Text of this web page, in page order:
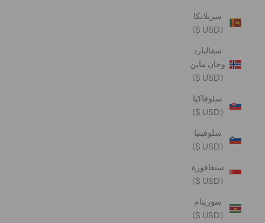
سريلانكا
(USD $)
سفالبارد
وجان ماين
(USD $)
سلوفاكيا
(USD $)
سلوفينيا
(USD $)
سنغافورة
(USD $)
سورينام
(USD $)